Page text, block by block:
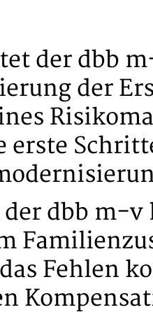
der dbb
der
erste
dbb m-v
Fehlen